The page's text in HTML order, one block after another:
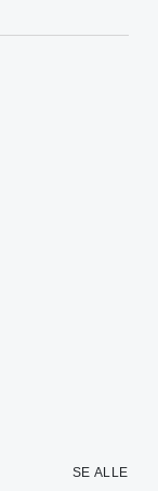
SE ALLE